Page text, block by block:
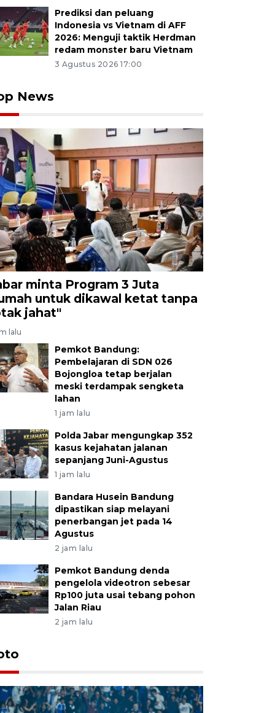
tangkis ganda putra Indonesia Nikolaus Joaquin
usai mengalahkan ganda putra Indonesia Sabar
Pahlevi Isfahani pada semifinal Polytron Indonesia
Sabtu (6/6/2026). Indra/Joaquin melaju ke final usai
FOTO/Fauzan/agr
Prediksi dan peluang
Indonesia vs Vietnam di AFF
2026: Menguji taktik Herdman
redam monster baru Vietnam
3 Agustus 2026 17:00
News
minta Program 3 Juta
untuk dikawal ketat tanpa
jahat"
lalu
Pemkot Bandung:
Pembelajaran di SDN 026
Bojongloa tetap berjalan
meski terdampak sengketa
lahan
1 jam lalu
Polda Jabar mengungkap 352
kasus kejahatan jalanan
sepanjang Juni-Agustus
1 jam lalu
Bandara Husein Bandung
dipastikan siap melayani
penerbangan jet pada 14
Agustus
2 jam lalu
Pemkot Bandung denda
pengelola videotron sebesar
Rp100 juta usai tebang pohon
Jalan Riau
2 jam lalu